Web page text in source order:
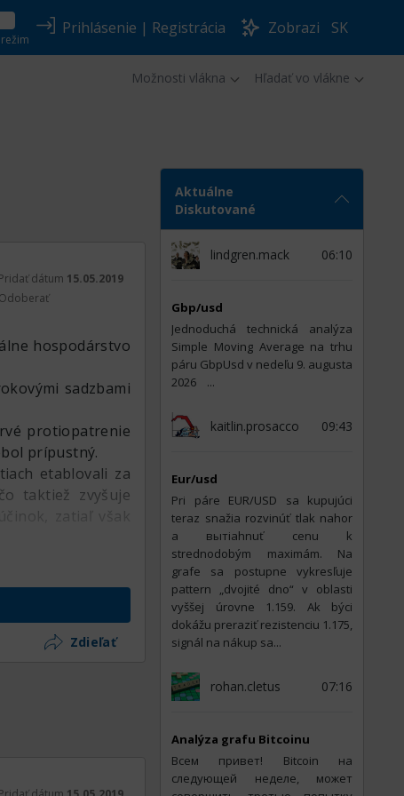
Prihlásenie | Registrácia Zobrazi SK
Možnosti vlákna Hľadať vo vlákne
Pridať dátum 15.05.2019
Odoberať
hospodárstvo
sadzbami
protiopatrenie
prípustný.
etablovali za
taktiež zvyšuje
zatiaľ však
Zdieľať
Aktuálne
Diskutované
lindgren.mack 06:10
Gbp/usd
Jednoduchá technická analýza
Simple Moving Average na trhu
páru GbpUsd v nedeľu 9. augusta
2026 ​ ​​​​​​​​​​​​​​​​​​​​​​​​​​​​​​​​​​​​​​​​​​​ ​​​​​​​​​​​​​​​​​​​​​​​​​​​​​​​​​​​ ​​​​​​​​​​​​​​​​​​​​​​​​​​​​​​​​​​​​​​​​​​...
kaitlin.prosacco 09:43
Eur/usd
Pri páre EUR/USD sa kupujúci
teraz snažia rozvinúť tlak nahor
a вытiahnuť cenu k
strednodobým maximám. Na
grafe sa postupne vykresľuje
pattern „dvojité dno“ v oblasti
vyššej úrovne 1.159. Ak býci
dokážu preraziť rezistenciu 1.175,
signál na nákup sa...
rohan.cletus 07:16
Analýza grafu Bitcoinu
Всем привет! Bitcoin на
следующей неделе, может